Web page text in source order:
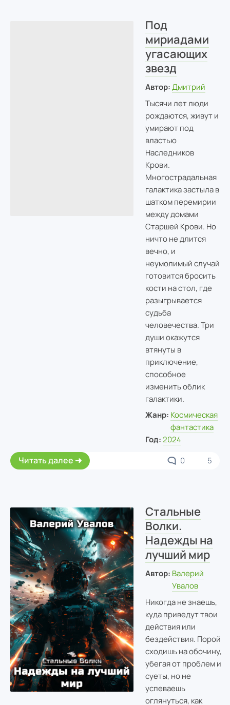
Под
мириадами
угасающих
звезд
Автор: Дмитрий
Тысячи лет люди
рождаются, живут и
умирают под
властью
Наследников
Крови.
Многострадальная
галактика застыла в
шатком перемирии
между домами
Старшей Крови. Но
ничто не длится
вечно, и
неумолимый случай
готовится бросить
кости на стол, где
разыгрывается
судьба
человечества. Три
души окажутся
втянуты в
приключение,
способное
изменить облик
галактики.
Жанр: Космическая
фантастика
Год: 2024
Читать далее 0 5
Стальные
Волки.
Надежды на
лучший мир
Автор: Валерий
Увалов
Никогда не знаешь,
куда приведут твои
действия или
бездействия. Порой
сходишь на обочину,
убегая от проблем и
суеты, но не
успеваешь
оглянуться, как